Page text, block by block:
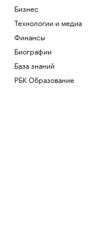
Бизнес
Технологии и медиа
Финансы
Биографии
База знаний
РБК Образование